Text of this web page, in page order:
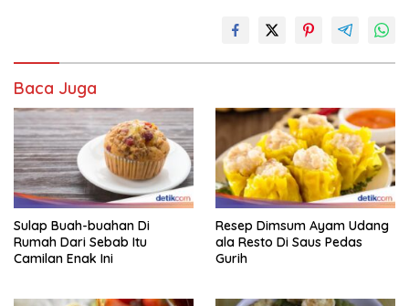
Baca Juga
Sulap Buah-buahan Di
Rumah Dari Sebab Itu
Camilan Enak Ini
Resep Dimsum Ayam Udang
ala Resto Di Saus Pedas
Gurih